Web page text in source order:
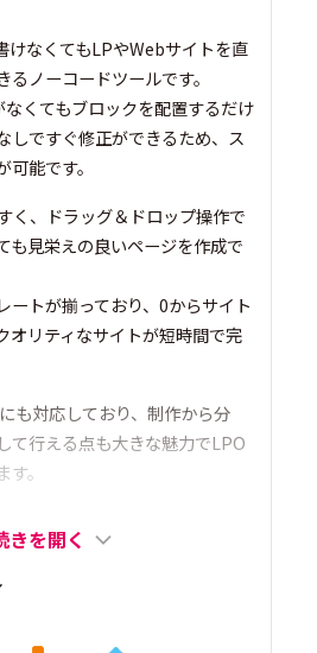
けなくてもLPやWebサイトを直
ノーコードツールです。
くてもブロックを配置するだけ
しですぐ修正ができるため、ス
能です。
く、ドラッグ＆ドロップ操作で
も見栄えの良いページを作成で
ートが揃っており、0からサイト
オリティなサイトが短時間で完
も対応しており、制作から分
て行える点も大きな魅力でLPO
。
きを開く